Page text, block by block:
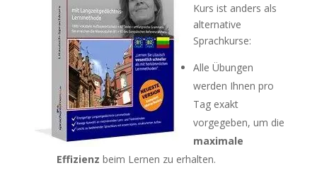
Kurs ist anders als
alternative
Sprachkurse:
Alle Übungen
werden Ihnen pro
Tag exakt
vorgegeben, um die
maximale
Effizienz beim Lernen zu erhalten.